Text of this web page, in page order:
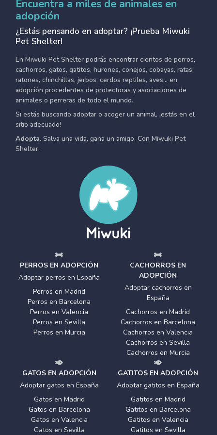
Encuentra a miles de animales en
adopción
¿Estás pensando en adoptar? ¡Prueba Miwuki
Pet Shelter!
En Miwuki Pet Shelter podrás encontrar cientos de perros,
cachorros, gatos, gatitos, hurones, conejos, cobayas, ratas,
ratones, chinchillas, jerbos, cerdos reptiles, aves... en
adopción procedentes de protectoras y asociaciones de
animales o perreras de todo el mundo.
Si estás buscando adoptar o acoger un animal, ¡estás en el
sitio adecuado!
Adopta. Salva una vida, gana un amigo. Con Miwuki Pet
Shelter.
PERROS EN ADOPCIÓN
Adoptar perros en España
Perros en Madrid
Perros en Barcelona
Perros en Valencia
Perros en Sevilla
Perros en Murcia
CACHORROS EN
ADOPCIÓN
Adoptar cachorros en
España
Cachorros en Madrid
Cachorros en Barcelona
Cachorros en Valencia
Cachorros en Sevilla
Cachorros en Murcia
GATOS EN ADOPCIÓN
Adoptar gatos en España
Gatos en Madrid
Gatos en Barcelona
Gatos en Valencia
Gatos en Sevilla
GATITOS EN ADOPCIÓN
Adoptar gatitos en España
Gatitos en Madrid
Gatitos en Barcelona
Gatitos en Valencia
Gatitos en Sevilla